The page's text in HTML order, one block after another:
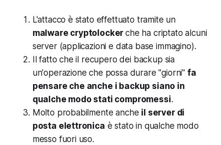
L'attacco è stato effettuato tramite un
malware cryptolockerche ha criptato alcuni
server (applicazioni e data base immagino).
Il fatto che il recupero dei backup sia
un'operazione che possa durare "giorni" fa
pensare che anche i backup siano in
qualche modo stati compromessi.
Molto probabilmente anche il server di
posta elettronica è stato in qualche modo
messo fuori uso.